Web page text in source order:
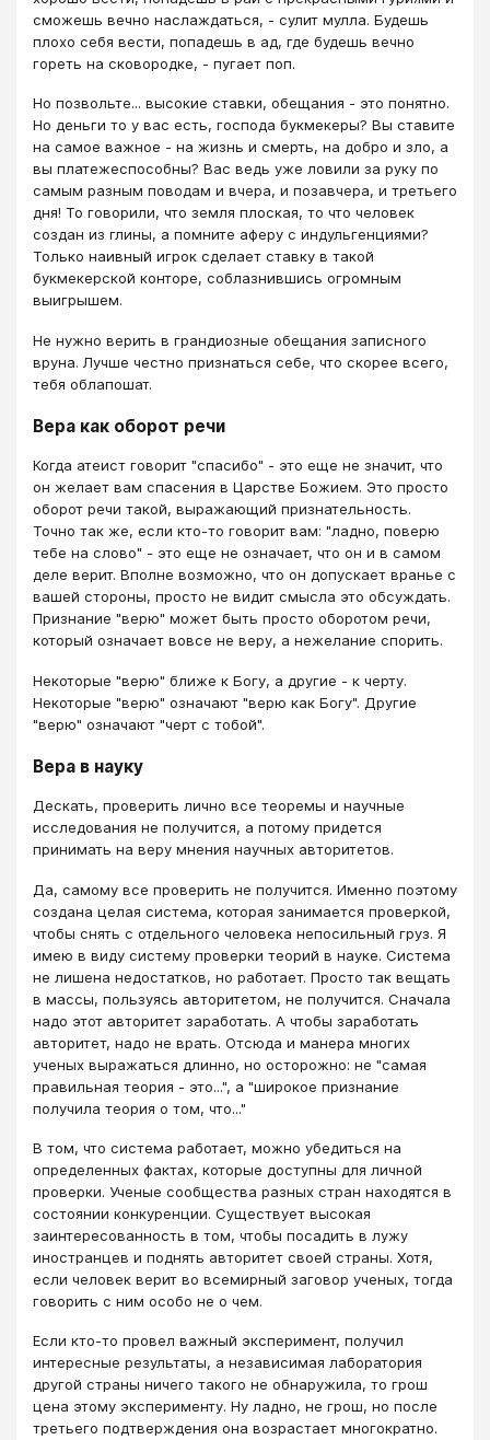
сможешь вечно наслаждаться, - сулит мулла. Будешь
плохо себя вести, попадешь в ад, где будешь вечно
гореть на сковородке, - пугает поп.
Но позвольте... высокие ставки, обещания - это понятно.
Но деньги то у вас есть, господа букмекеры? Вы ставите
на самое важное - на жизнь и смерть, на добро и зло, а
вы платежеспособны? Вас ведь уже ловили за руку по
самым разным поводам и вчера, и позавчера, и третьего
дня! То говорили, что земля плоская, то что человек
создан из глины, а помните аферу с индульгенциями?
Только наивный игрок сделает ставку в такой
букмекерской конторе, соблазнившись огромным
выигрышем.
Не нужно верить в грандиозные обещания записного
вруна. Лучше честно признаться себе, что скорее всего,
тебя облапошат.
Вера как оборот речи
Когда атеист говорит "спасибо" - это еще не значит, что
он желает вам спасения в Царстве Божием. Это просто
оборот речи такой, выражающий признательность.
Точно так же, если кто-то говорит вам: "ладно, поверю
тебе на слово" - это еще не означает, что он и в самом
деле верит. Вполне возможно, что он допускает вранье с
вашей стороны, просто не видит смысла это обсуждать.
Признание "верю" может быть просто оборотом речи,
который означает вовсе не веру, а нежелание спорить.
Некоторые "верю" ближе к Богу, а другие - к черту.
Некоторые "верю" означают "верю как Богу". Другие
"верю" означают "черт с тобой".
Вера в науку
Дескать, проверить лично все теоремы и научные
исследования не получится, а потому придется
принимать на веру мнения научных авторитетов.
Да, самому все проверить не получится. Именно поэтому
создана целая система, которая занимается проверкой,
чтобы снять с отдельного человека непосильный груз. Я
имею в виду систему проверки теорий в науке. Система
не лишена недостатков, но работает. Просто так вещать
в массы, пользуясь авторитетом, не получится. Сначала
надо этот авторитет заработать. А чтобы заработать
авторитет, надо не врать. Отсюда и манера многих
ученых выражаться длинно, но осторожно: не "самая
правильная теория - это...", а "широкое признание
получила теория о том, что..."
В том, что система работает, можно убедиться на
определенных фактах, которые доступны для личной
проверки. Ученые сообщества разных стран находятся в
состоянии конкуренции. Существует высокая
заинтересованность в том, чтобы посадить в лужу
иностранцев и поднять авторитет своей страны. Хотя,
если человек верит во всемирный заговор ученых, тогда
говорить с ним особо не о чем.
Если кто-то провел важный эксперимент, получил
интересные результаты, а независимая лаборатория
другой страны ничего такого не обнаружила, то грош
цена этому эксперименту. Ну ладно, не грош, но после
третьего подтверждения она возрастает многократно.